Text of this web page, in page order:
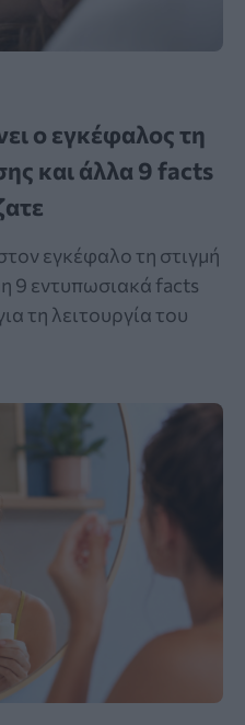
ο εγκέφαλος τη
και άλλα 9 facts
εγκέφαλο τη στιγμή
9 εντυπωσιακά facts
τη λειτουργία του